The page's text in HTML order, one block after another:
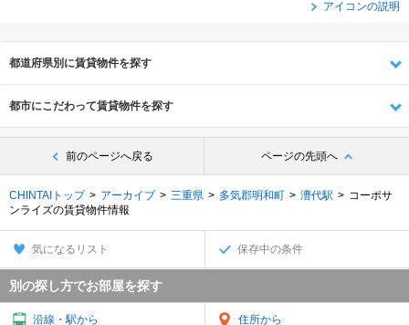
アイコンの説明
都道府県別に賃貸物件を探す
都市にこだわって賃貸物件を探す
前のページへ戻る ページの先頭へ
CHINTAIトップ アーカイブ 三重県 多気郡明和町 漕代駅
コーポサ
ンライズの賃貸物件情報
気になるリスト 保存中の条件
別の探し方でお部屋を探す
沿線・駅から 住所から